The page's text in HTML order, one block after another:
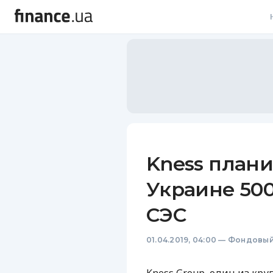
Kness
Украине
СЭС
01.04.2019, 04:00 —